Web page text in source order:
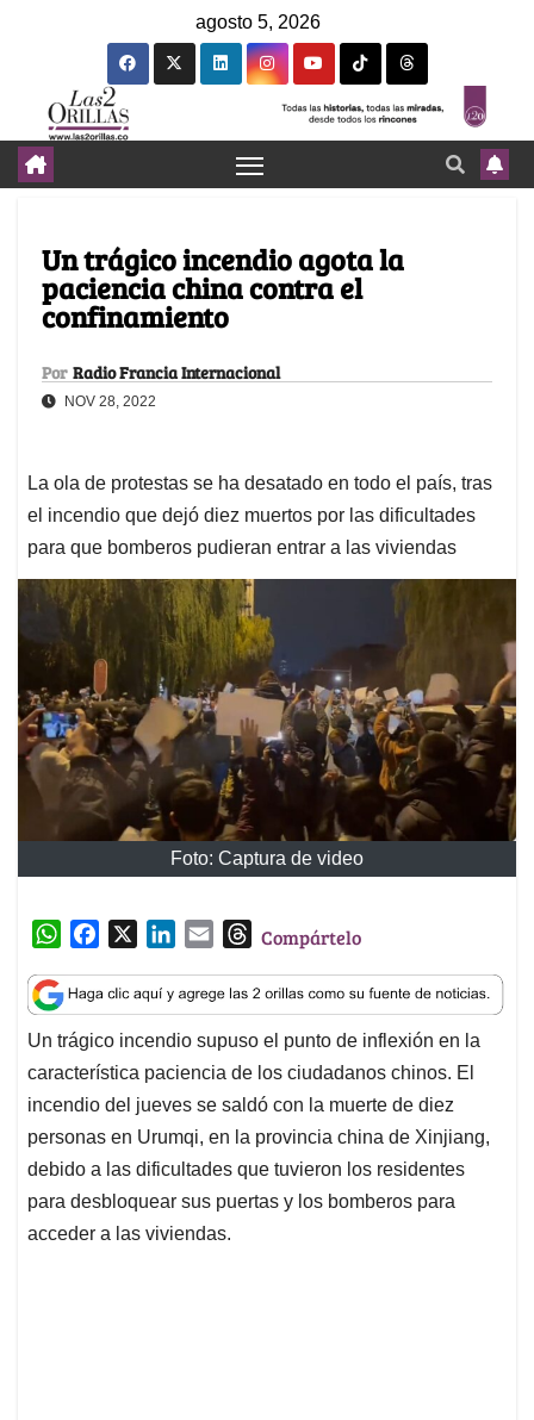
agosto 5, 2026
Un trágico incendio agota la
paciencia china contra el
confinamiento
Por Radio Francia Internacional
NOV 28, 2022
La ola de protestas se ha desatado en todo el país, tras
el incendio que dejó diez muertos por las dificultades
para que bomberos pudieran entrar a las viviendas
Foto: Captura de video
W
a
t
s
A
p
p
c
e
b
o
o
k
n
k
e
d
I
n
a
i
l
T
r
e
a
d
s
Compártelo
Un trágico incendio supuso el punto de inflexión en la
característica paciencia de los ciudadanos chinos. El
incendio del jueves se saldó con la muerte de diez
personas en Urumqi, en la provincia china de Xinjiang,
debido a las dificultades que tuvieron los residentes
para desbloquear sus puertas y los bomberos para
acceder a las viviendas.